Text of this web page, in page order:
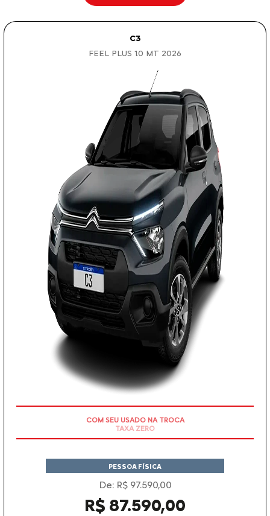
C3
FEEL PLUS 1.0 MT 2026
COM SEU USADO NA TROCA
PESSOA FÍSICA
De: R$ 97.590,00
R$ 87.590,00